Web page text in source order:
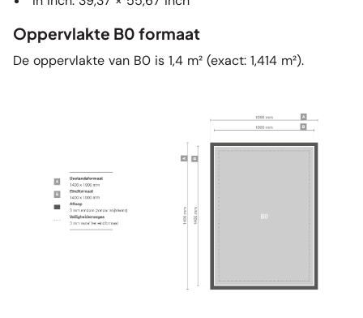
Oppervlakte B0 formaat
De oppervlakte van B0 is 1,4 m² (exact: 1,414 m²).